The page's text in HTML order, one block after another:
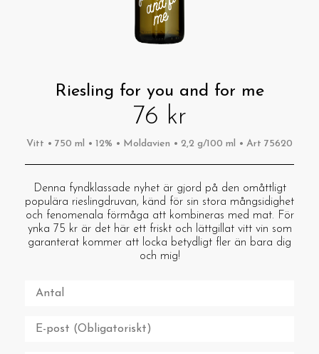
Riesling for you and for me
76 kr
Vitt • 750 ml • 12% • Moldavien • 2,2 g/100 ml • Art 75620
Denna fyndklassade nyhet är gjord på den omåttligt
populära rieslingdruvan, känd för sin stora mångsidighet
och fenomenala förmåga att kombineras med mat. För
ynka 75 kr är det här ett friskt och lättgillat vitt vin som
garanterat kommer att locka betydligt fler än bara dig
och mig!